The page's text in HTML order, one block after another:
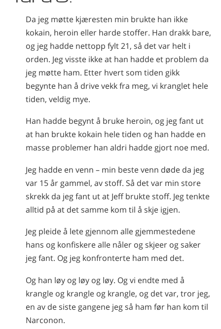
Português
Russisk
Svensk
Kinesisk
Ukrainsk
Kroatisk
Tyrkisk
Alle regioner/språk
Da jeg møtte kjæresten min brukte han ikke
kokain, heroin eller harde stoffer. Han drakk bare,
og jeg hadde nettopp fylt 21, så det var helt i
orden. Jeg visste ikke at han hadde et problem da
jeg møtte ham. Etter hvert som tiden gikk
begynte han å drive vekk fra meg, vi kranglet hele
tiden, veldig mye.
Han hadde begynt å bruke heroin, og jeg fant ut
at han brukte kokain hele tiden og han hadde en
masse problemer han aldri hadde gjort noe med.
Jeg hadde en venn – min beste venn døde da jeg
var 15 år gammel, av stoff. Så det var min store
skrekk da jeg fant ut at Jeff brukte stoff. Jeg tenkte
alltid på at det samme kom til å skje igjen.
Jeg pleide å lete gjennom alle gjemmestedene
hans og konfiskere alle nåler og skjeer og saker
jeg fant. Og jeg konfronterte ham med det.
Og han løy og løy og løy. Og vi endte med å
krangle og krangle og krangle, og det var, tror jeg,
en av de siste gangene jeg så ham før han kom til
Narconon.